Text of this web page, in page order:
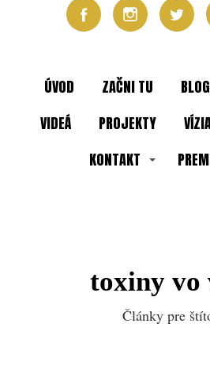
ÚVOD ZAČNI TU BLOG
VIDEÁ
PROJEKTY
KONTAKT
toxiny vo
Články pre